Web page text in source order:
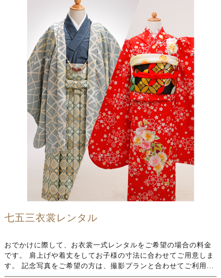
七五三衣裳レンタル
おでかけに際して、お衣裳一式レンタルをご希望の場合の料金
です。 肩上げや着丈をしてお子様の寸法に合わせてご用意しま
す。 記念写真をご希望の方は、撮影プランと合わせてご利用...